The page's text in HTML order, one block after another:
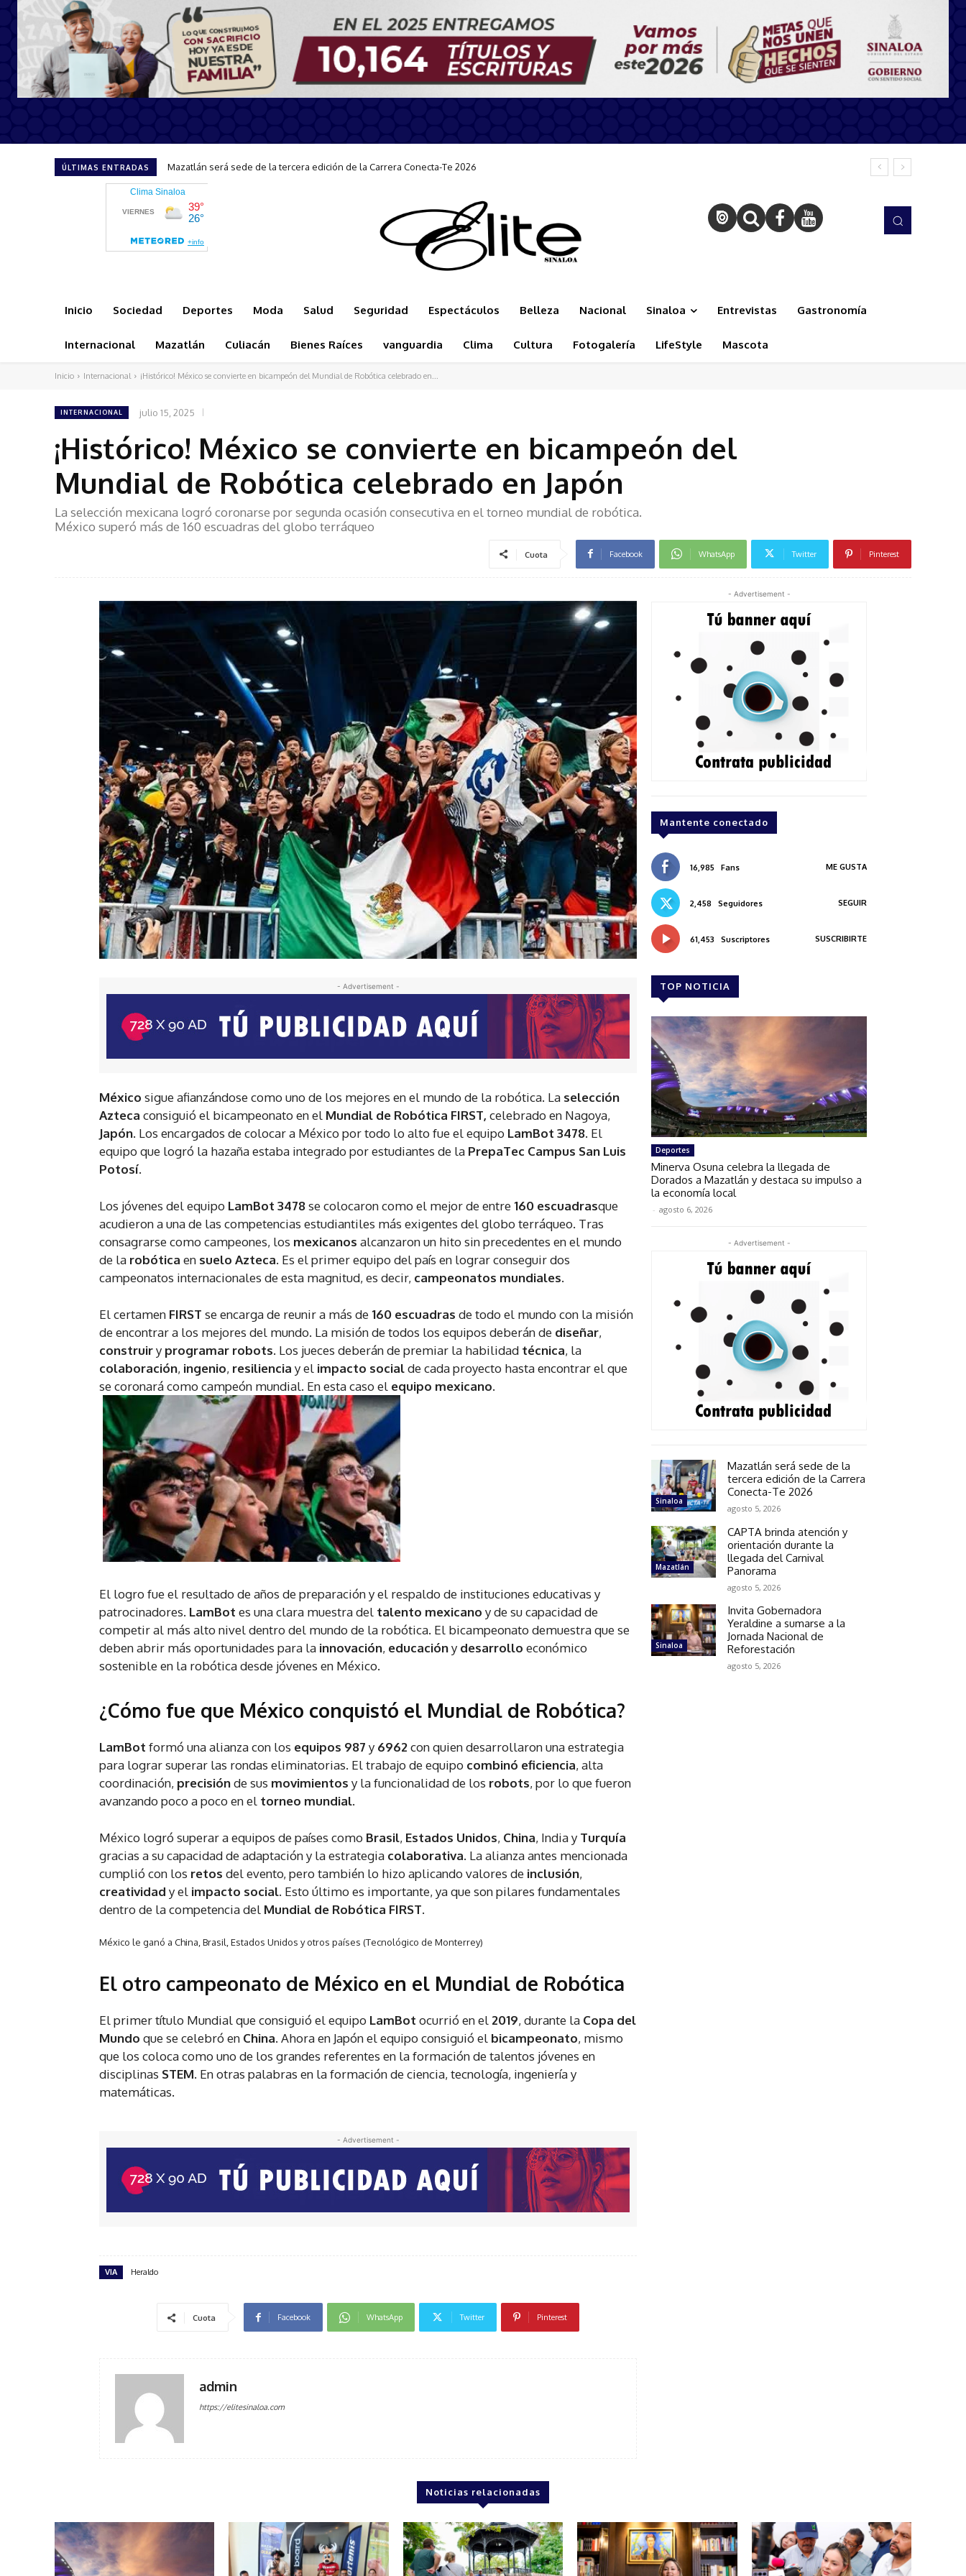
ÚLTIMAS ENTRADAS CAPTA brinda atención y orientación durante la llegada del Carnival Panorama
Inicio Sociedad Deportes Moda Salud Seguridad Espectáculos Belleza Nacional Sinaloa Entrevistas Gastronomía
Internacional Mazatlán Culiacán Bienes Raíces vanguardia Clima Cultura Fotogalería LifeStyle Mascota
Inicio Internacional ¡Histórico! México se convierte en bicampeón del Mundial de Robótica celebrado en...
INTERNACIONAL julio 15, 2025
¡Histórico! México se convierte en bicampeón del
Mundial de Robótica celebrado en Japón
La selección mexicana logró coronarse por segunda ocasión consecutiva en el torneo mundial de robótica.
México superó más de 160 escuadras del globo terráqueo
Cuota Facebook WhatsApp Twitter Pinterest
- Advertisement -
México sigue afianzándose como uno de los mejores en el mundo de la robótica. La selección
Azteca consiguió el bicampeonato en el Mundial de Robótica FIRST, celebrado en Nagoya,
Japón. Los encargados de colocar a México por todo lo alto fue el equipo LamBot 3478. El
equipo que logró la hazaña estaba integrado por estudiantes de la PrepaTec Campus San Luis
Potosí.
Los jóvenes del equipo LamBot 3478se colocaron como el mejor de entre160 escuadrasque
acudieron a una de las competencias estudiantiles más exigentes del globo terráqueo. Tras
consagrarse como campeones, los mexicanos alcanzaron un hito sin precedentes en el mundo
de la robótica en suelo Azteca. Es el primer equipo del país en lograr conseguir dos
campeonatos internacionales de esta magnitud, es decir, campeonatos mundiales.
El certamen FIRST se encarga de reunir a más de160 escuadras de todo el mundo con la misión
de encontrar a los mejores del mundo. La misión de todos los equipos deberán de diseñar,
construiry programar robots. Los jueces deberán de premiar la habilidad técnica, la
colaboración, ingenio, resiliencia y el impacto socialde cada proyecto hasta encontrar el que
se coronará como campeón mundial. En esta caso el equipo mexicano.
El logro fue el resultado de años de preparación y el respaldo de instituciones educativas y
patrocinadores. LamBot es una clara muestra del talento mexicano y de su capacidad de
competir al más alto nivel dentro del mundo de la robótica. El bicampeonato demuestra que se
deben abrir más oportunidades para la innovación, educacióny desarrollo económico
sostenible en la robótica desde jóvenes en México.
¿Cómo fue que México conquistó el Mundial de Robótica?
LamBot formó una alianza con los equipos 987 y 6962con quien desarrollaron una estrategia
para lograr superar las rondas eliminatorias. El trabajo de equipo combinó eficiencia, alta
coordinación, precisiónde sus movimientos y la funcionalidad de los robots, por lo que fueron
avanzando poco a poco en el torneo mundial.
México logró superar a equipos de países como Brasil, Estados Unidos, China, India y Turquía
gracias a su capacidad de adaptación y la estrategia colaborativa. La alianza antes mencionada
cumplió con los retos del evento, pero también lo hizo aplicando valores de inclusión,
creatividad y el impacto social. Esto último es importante, ya que son pilares fundamentales
dentro de la competencia del Mundial de Robótica FIRST.
México le ganó a China, Brasil, Estados Unidos y otros países (Tecnológico de Monterrey)
El otro campeonato de México en el Mundial de Robótica
El primer título Mundial que consiguió el equipo LamBot ocurrió en el 2019, durante la Copa del
Mundo que se celebró en China. Ahora en Japón el equipo consiguió el bicampeonato, mismo
que los coloca como uno de los grandes referentes en la formación de talentos jóvenes en
disciplinas STEM. En otras palabras en la formación de ciencia, tecnología, ingeniería y
matemáticas.
- Advertisement -
VIA Heraldo
Cuota Facebook WhatsApp Twitter Pinterest
admin
https://elitesinaloa.com
- Advertisement -
Mantente conectado
16,985 Fans ME GUSTA
2,458 Seguidores SEGUIR
61,453 Suscriptores SUSCRIBIRTE
TOP NOTICIA
Deportes
Minerva Osuna celebra la llegada de
Dorados a Mazatlán y destaca su impulso a
la economía local
- agosto 6, 2026
- Advertisement -
Sinaloa
Mazatlán será sede de la
tercera edición de la Carrera
Conecta-Te 2026
agosto 5, 2026
Mazatlán
CAPTA brinda atención y
orientación durante la
llegada del Carnival
Panorama
agosto 5, 2026
Sinaloa
Invita Gobernadora
Yeraldine a sumarse a la
Jornada Nacional de
Reforestación
agosto 5, 2026
Noticias relacionadas